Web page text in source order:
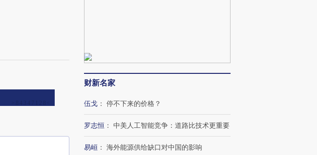
财新名家
伍戈 ： 停不下来的价格？
罗志恒 ： 中美人工智能竞争：道路比技术更重要
易峘 ： 海外能源供给缺口对中国的影响